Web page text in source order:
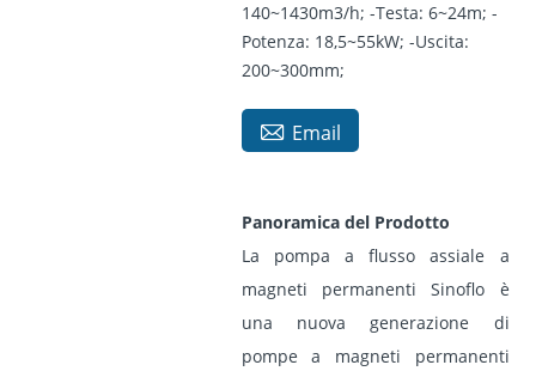
140~1430m3/h; -Testa: 6~24m; -
Potenza: 18,5~55kW; -Uscita:
200~300mm;
 Email
Panoramica del Prodotto
La pompa a flusso assiale a
magneti permanenti Sinoflo è
una nuova generazione di
pompe a magneti permanenti